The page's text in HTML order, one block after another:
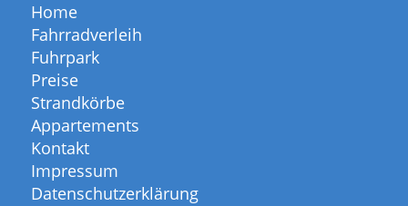
Home
Fahrradverleih
Fuhrpark
Preise
Strandkörbe
Appartements
Kontakt
Impressum
Datenschutzerklärung